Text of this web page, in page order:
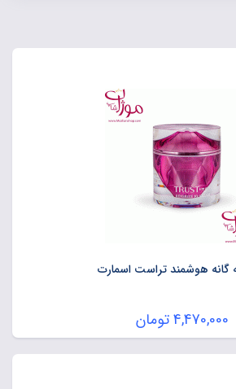
گانه هوشمند تراست اسمارت
4,470,000تومان